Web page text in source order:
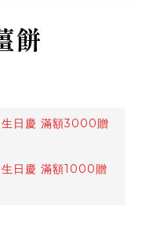
餅
生日慶 滿額3000贈
日慶 滿額1000贈